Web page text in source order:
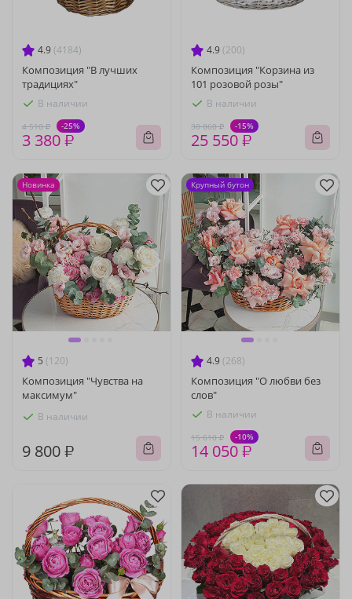
4.9 (4184)
Композиция "В лучших
традициях"
В наличии
4 510 ₽ -25%
3 380 ₽
4.9 (200)
Композиция "Корзина из
101 розовой розы"
В наличии
30 060 ₽ -15%
25 550 ₽
5 (120)
Композиция "Чувства на
максимум"
В наличии
9 800 ₽
Новинка
4.9 (268)
Композиция "О любви без
слов"
В наличии
15 610 ₽ -10%
14 050 ₽
Крупный бутон